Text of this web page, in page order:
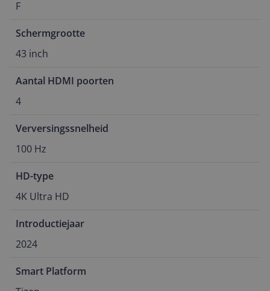
F
Schermgrootte
43 inch
Aantal HDMI poorten
4
Verversingssnelheid
100 Hz
HD-type
4K Ultra HD
Introductiejaar
2024
Smart Platform